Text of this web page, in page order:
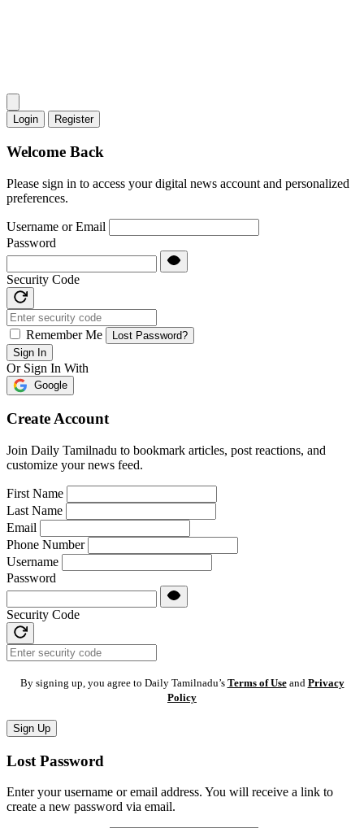
Login Register
Welcome Back
Please sign in to access your digital news account and personalized
preferences.
Username or Email
Password
Security Code
Remember Me
Lost Password?
Sign In
Or Sign In With
Google
Create Account
Join Daily Tamilnadu to bookmark articles, post reactions, and
customize your news feed.
First Name
Last Name
Email
Phone Number
Username
Password
Security Code
By signing up, you agree to Daily Tamilnadu’s Terms of Useand Privacy
Policy
Sign Up
Lost Password
Enter your username or email address. You will receive a link to
create a new password via email.